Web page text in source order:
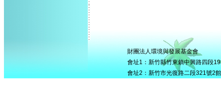
財團法人環境與發展基金會
會址1：新竹縣竹東鎮中興路四段
會址2：新竹市光復路二段321號2